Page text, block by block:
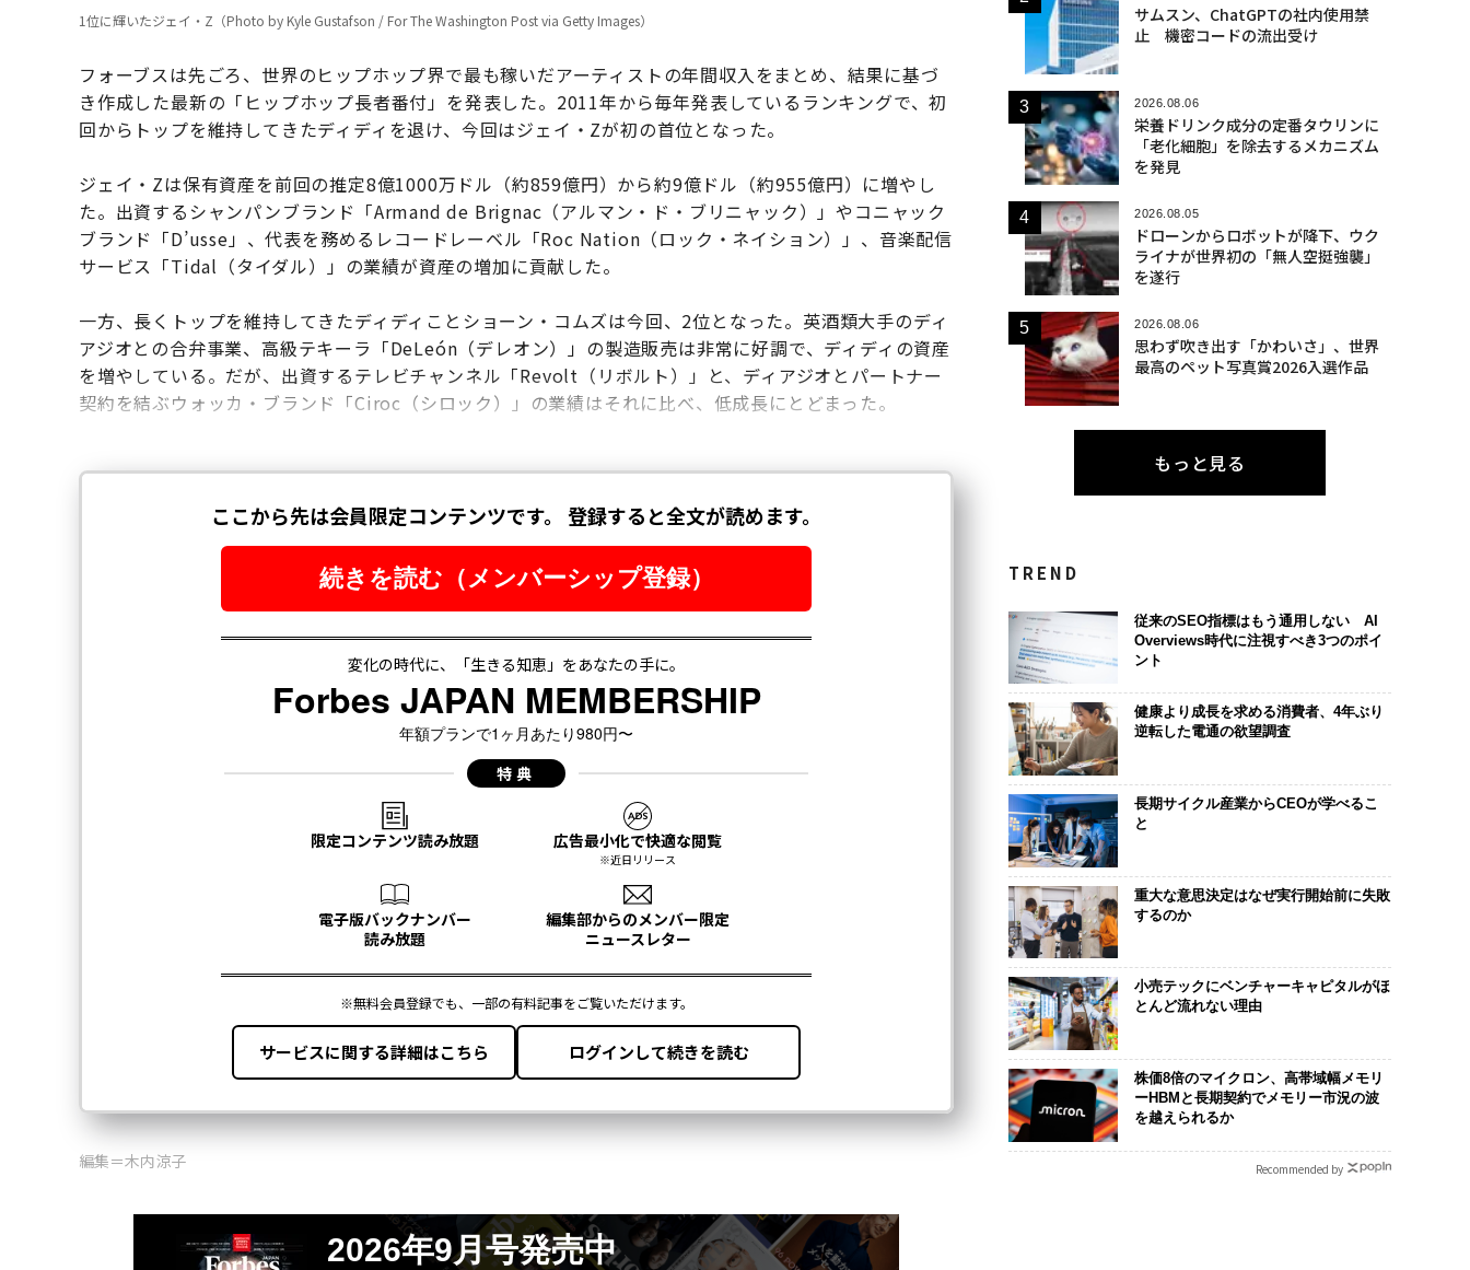
1位に輝いたジェイ・Z（Photo by Kyle Gustafson / For The Washington Post via Getty Images）
フォーブスは先ごろ、世界のヒップホップ界で最も稼いだアーティストの年間収入をまとめ、結果に基づ
き作成した最新の「ヒップホップ長者番付」を発表した。2011年から毎年発表しているランキングで、初
回からトップを維持してきたディディを退け、今回はジェイ・Zが初の首位となった。
ジェイ・Zは保有資産を前回の推定8億1000万ドル（約859億円）から約9億ドル（約955億円）に増やし
た。出資するシャンパンブランド「Armand de Brignac（アルマン・ド・ブリニャック）」やコニャック
ブランド「D’usse」、代表を務めるレコードレーベル「Roc Nation（ロック・ネイション）」、音楽配信
サービス「Tidal（タイダル）」の業績が資産の増加に貢献した。
一方、長くトップを維持してきたディディことショーン・コムズは今回、2位となった。英酒類大手のディ
アジオとの合弁事業、高級テキーラ「DeLeón（デレオン）」の製造販売は非常に好調で、ディディの資産
を増やしている。だが、出資するテレビチャンネル「Revolt（リボルト）」と、ディアジオとパートナー
契約を結ぶウォッカ・ブランド「Ciroc（シロック）」の業績はそれに比べ、低成長にとどまった。
編集＝木内涼子
2026年9月号発売中
サムスン、ChatGPTの社内使用禁
止 機密コードの流出受け
2026.08.06
栄養ドリンク成分の定番タウリンに
「老化細胞」を除去するメカニズム
を発見
2026.08.05
ドローンからロボットが降下、ウク
ライナが世界初の「無人空挺強襲」
を遂行
2026.08.06
思わず吹き出す「かわいさ」、世界
最高のペット写真賞2026入選作品
もっと見る
TREND
従来のSEO指標はもう通用しない AI
Overviews時代に注視すべき3つのポイ
ント
健康より成長を求める消費者、4年ぶり
逆転した電通の欲望調査
長期サイクル産業からCEOが学べるこ
と
重大な意思決定はなぜ実行開始前に失敗
するのか
小売テックにベンチャーキャピタルがほ
とんど流れない理由
株価8倍のマイクロン、高帯域幅メモリ
ーHBMと長期契約でメモリー市況の波
を越えられるか
Recommended by